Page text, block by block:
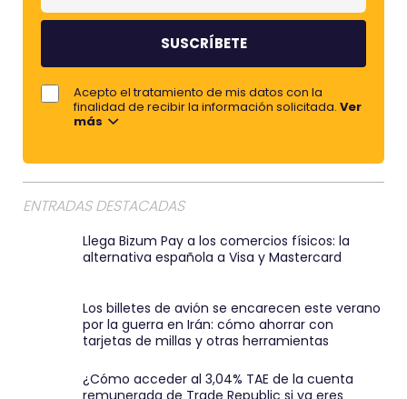
m
r
e
m
o
a
Acepto el tratamiento de mis datos con la
finalidad de recibir la información solicitada. Ver
más
ENTRADAS DESTACADAS
Llega Bizum Pay a los comercios físicos: la
alternativa española a Visa y Mastercard
Los billetes de avión se encarecen este verano
por la guerra en Irán: cómo ahorrar con
tarjetas de millas y otras herramientas
¿Cómo acceder al 3,04% TAE de la cuenta
remunerada de Trade Republic si ya eres